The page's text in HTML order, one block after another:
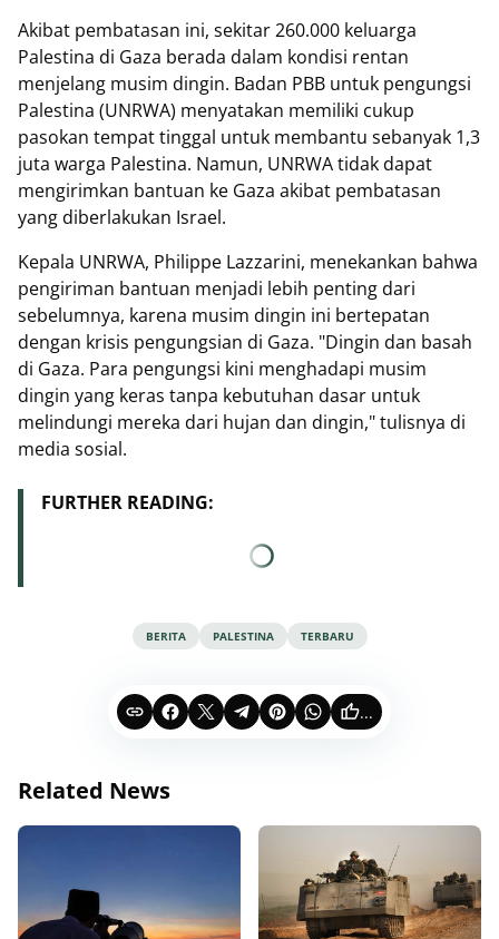
Akibat pembatasan ini, sekitar 260.000 keluarga
Palestina di Gaza berada dalam kondisi rentan
menjelang musim dingin. Badan PBB untuk pengungsi
Palestina (UNRWA) menyatakan memiliki cukup
pasokan tempat tinggal untuk membantu sebanyak 1,3
juta warga Palestina. Namun, UNRWA tidak dapat
mengirimkan bantuan ke Gaza akibat pembatasan
yang diberlakukan Israel.
Kepala UNRWA, Philippe Lazzarini, menekankan bahwa
pengiriman bantuan menjadi lebih penting dari
sebelumnya, karena musim dingin ini bertepatan
dengan krisis pengungsian di Gaza. "Dingin dan basah
di Gaza. Para pengungsi kini menghadapi musim
dingin yang keras tanpa kebutuhan dasar untuk
melindungi mereka dari hujan dan dingin," tulisnya di
media sosial.
FURTHER READING:
BERITA PALESTINA TERBARU
...
Related News